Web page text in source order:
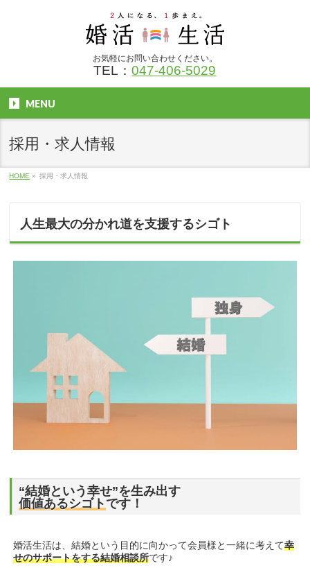
お気軽にお問い合わせください。
TEL：047-406-5029
MENU
採用・求人情報
HOME » 採用・求人情報
人生最大の分かれ道を支援するシゴト
“結婚という幸せ”を生み出す
価値あるシゴト です！
婚活生活は、結婚という目的に向かって会員様と一緒に考えて幸
せのサポートをする結婚相談所です♪